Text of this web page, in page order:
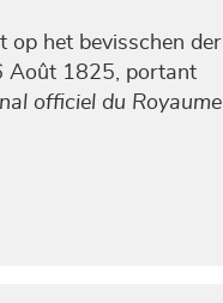
op het bevisschen der
Août 1825, portant
officiel du Royaume